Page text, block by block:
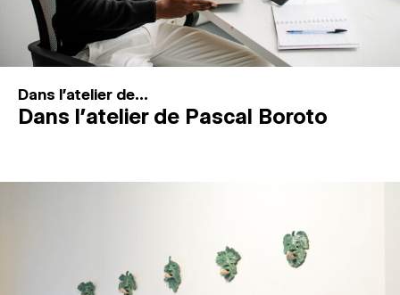
Connexion
↓
Dans l'atelier de...
Dans l’atelier de Pascal Boroto